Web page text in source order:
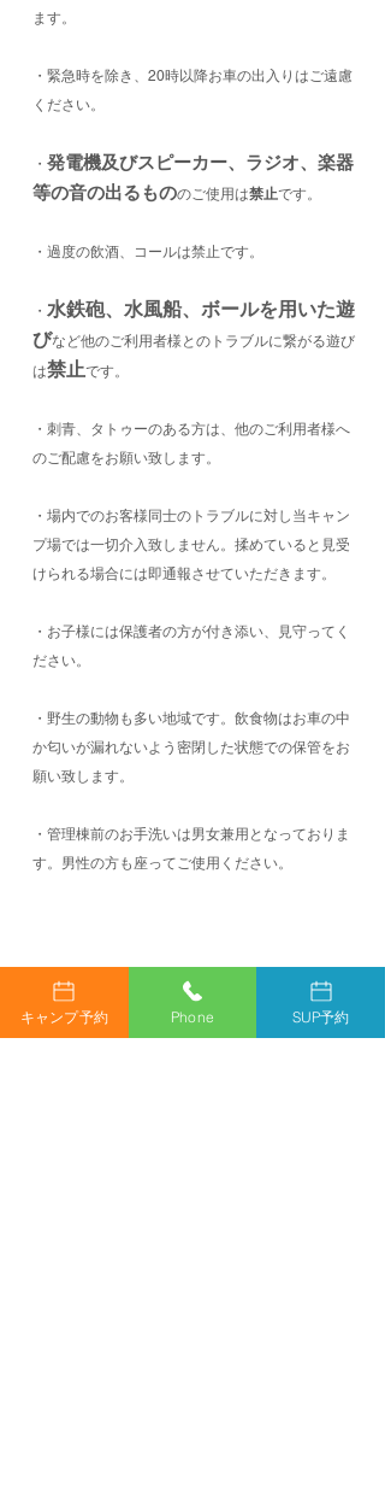
ます。
・緊急時を除き、20時以降お車の出入りはご遠慮
ください。
・ 発電機及びスピーカー、ラジオ、楽器
等の音の出るもののご使用は禁止です。
・過度の飲酒、コールは禁止です。
・ 水鉄砲、水風船、ボールを用いた遊
びなど他のご利用者様とのトラブルに繋がる遊び
は禁止です。
・刺青、タトゥーのある方は、他のご利用者様へ
のご配慮をお願い致します。
・場内でのお客様同士のトラブルに対し当キャン
プ場では一切介入致しません。揉めていると見受
けられる場合には即通報させていただきます。
・お子様には保護者の方が付き添い、見守ってく
ださい。
・野生の動物も多い地域です。飲食物はお車の中
か匂いが漏れないよう密閉した状態での保管をお
願い致します。
・管理棟前のお手洗いは男女兼用となっておりま
す。男性の方も座ってご使用ください。
また、場内での事故につきまして当キャンプ場では
責任を負いかねます。
施設内設備の破損、汚損があった場合にはご請求さ
キャンプ予約 Phone SUP予約